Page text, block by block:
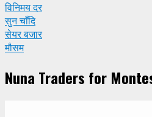
विनिमय दर
सुन चाँदि
सेयर बजार
मौसम
Nuna Traders for